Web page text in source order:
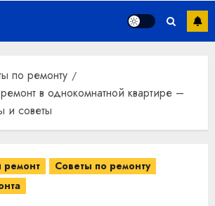
по ремонту
в однокомнатной квартире –
и советы
ремонт
Советы по ремонту